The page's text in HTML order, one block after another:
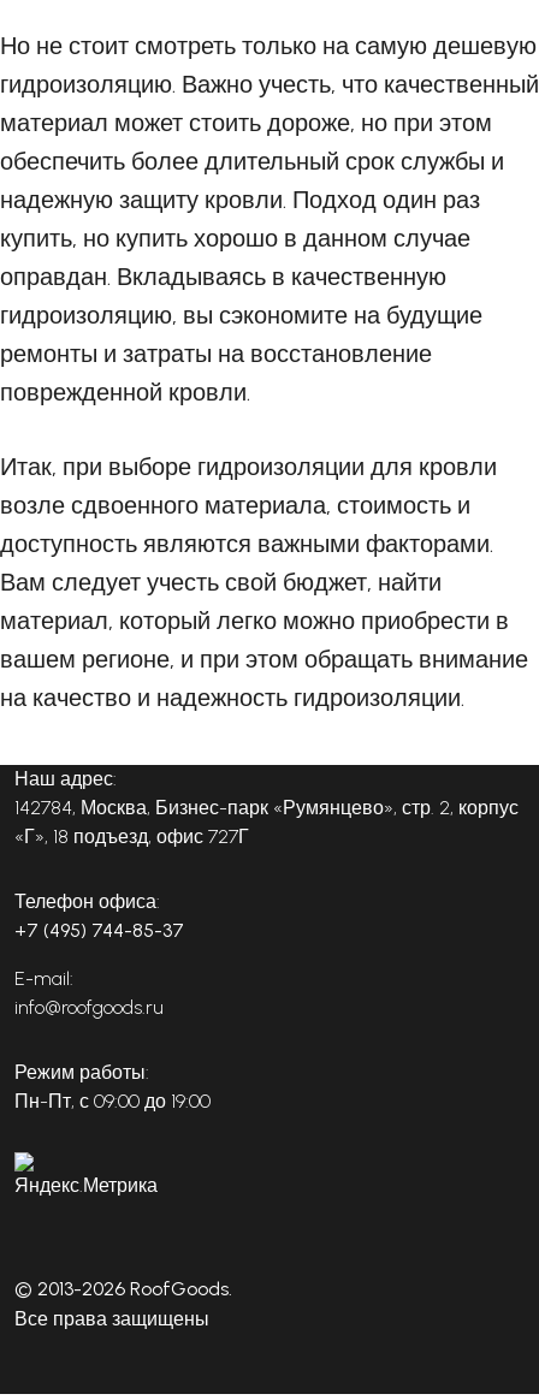
Но не стоит смотреть только на самую дешевую
гидроизоляцию. Важно учесть, что качественный
материал может стоить дороже, но при этом
обеспечить более длительный срок службы и
надежную защиту кровли. Подход один раз
купить, но купить хорошо в данном случае
оправдан. Вкладываясь в качественную
гидроизоляцию, вы сэкономите на будущие
ремонты и затраты на восстановление
поврежденной кровли.
Итак, при выборе гидроизоляции для кровли
возле сдвоенного материала, стоимость и
доступность являются важными факторами.
Вам следует учесть свой бюджет, найти
материал, который легко можно приобрести в
вашем регионе, и при этом обращать внимание
на качество и надежность гидроизоляции.
Наш адрес:
142784, Москва, Бизнес-парк «Румянцево», стр. 2, корпус
«Г», 18 подъезд, офис 727Г
Телефон офиса:
+7 (495) 744-85-37
E-mail:
info@roofgoods.ru
Режим работы:
Пн-Пт, с 09:00 до 19:00
© 2013-2026 RoofGoods.
Все права защищены